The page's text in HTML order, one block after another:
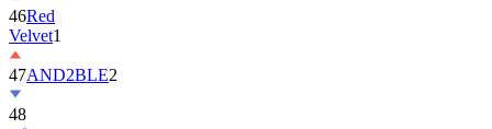
47AND2BLE
48
パ
ク・